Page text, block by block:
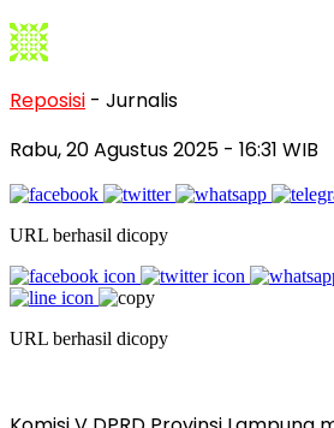
Reposisi - Jurnalis
Rabu, 20 Agustus 2025 - 16:31 WIB
URL berhasil dicopy
URL berhasil dicopy